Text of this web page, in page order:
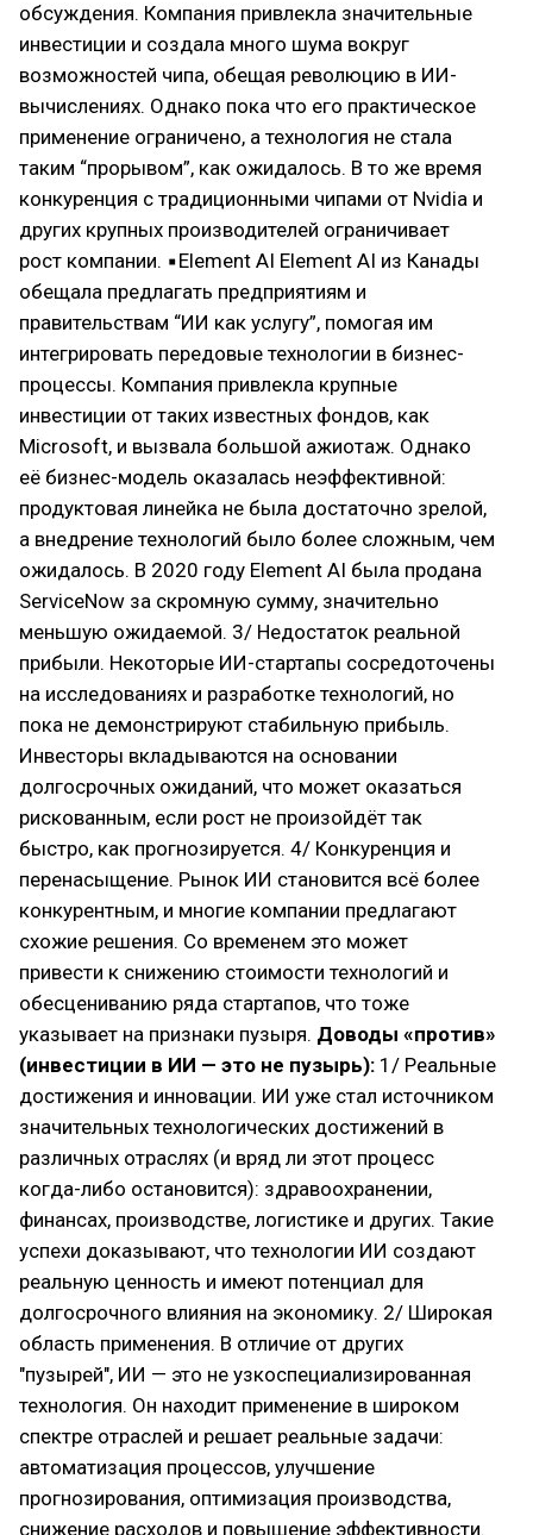
обсуждения. Компания привлекла значительные
инвестиции и создала много шума вокруг
возможностей чипа, обещая революцию в ИИ-
вычислениях. Однако пока что его практическое
применение ограничено, а технология не стала
таким “прорывом”, как ожидалось. В то же время
конкуренция с традиционными чипами от Nvidia и
других крупных производителей ограничивает
рост компании. ▪Element AI Element AI из Канады
обещала предлагать предприятиям и
правительствам “ИИ как услугу”, помогая им
интегрировать передовые технологии в бизнес-
процессы. Компания привлекла крупные
инвестиции от таких известных фондов, как
Microsoft, и вызвала большой ажиотаж. Однако
её бизнес-модель оказалась неэффективной:
продуктовая линейка не была достаточно зрелой,
а внедрение технологий было более сложным, чем
ожидалось. В 2020 году Element AI была продана
ServiceNow за скромную сумму, значительно
меньшую ожидаемой. 3/ Недостаток реальной
прибыли. Некоторые ИИ-стартапы сосредоточены
на исследованиях и разработке технологий, но
пока не демонстрируют стабильную прибыль.
Инвесторы вкладываются на основании
долгосрочных ожиданий, что может оказаться
рискованным, если рост не произойдёт так
быстро, как прогнозируется. 4/ Конкуренция и
перенасыщение. Рынок ИИ становится всё более
конкурентным, и многие компании предлагают
схожие решения. Со временем это может
привести к снижению стоимости технологий и
обесцениванию ряда стартапов, что тоже
указывает на признаки пузыря. Доводы «против»
(инвестиции в ИИ — это не пузырь): 1/ Реальные
достижения и инновации. ИИ уже стал источником
значительных технологических достижений в
различных отраслях (и вряд ли этот процесс
когда-либо остановится): здравоохранении,
финансах, производстве, логистике и других. Такие
успехи доказывают, что технологии ИИ создают
реальную ценность и имеют потенциал для
долгосрочного влияния на экономику. 2/ Широкая
область применения. В отличие от других
"пузырей", ИИ — это не узкоспециализированная
технология. Он находит применение в широком
спектре отраслей и решает реальные задачи:
автоматизация процессов, улучшение
прогнозирования, оптимизация производства,
снижение расходов и повышение эффективности.